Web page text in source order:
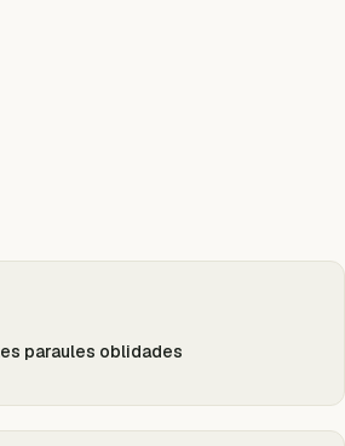
paraules oblidades